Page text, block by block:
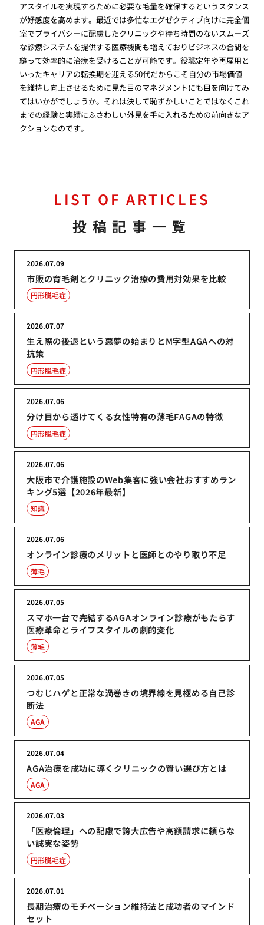
アスタイルを実現するために必要な毛量を確保するというスタンス
が好感度を高めます。最近では多忙なエグゼクティブ向けに完全個
室でプライバシーに配慮したクリニックや待ち時間のないスムーズ
な診療システムを提供する医療機関も増えておりビジネスの合間を
縫って効率的に治療を受けることが可能です。役職定年や再雇用と
いったキャリアの転換期を迎える50代だからこそ自分の市場価値
を維持し向上させるために見た目のマネジメントにも目を向けてみ
てはいかがでしょうか。それは決して恥ずかしいことではなくこれ
までの経験と実績にふさわしい外見を手に入れるための前向きなア
クションなのです。
LIST OF ARTICLES
投稿記事一覧
市販の育毛剤とクリニック治療の費用対効果を比較
2026.07.09
円形脱毛症
生え際の後退という悪夢の始まりとM字型AGAへの対
抗策
2026.07.07
円形脱毛症
分け目から透けてくる女性特有の薄毛FAGAの特徴
2026.07.06
円形脱毛症
大阪市で介護施設のWeb集客に強い会社おすすめラン
キング5選【2026年最新】
2026.07.06
知識
オンライン診療のメリットと医師とのやり取り不足
2026.07.06
薄毛
スマホ一台で完結するAGAオンライン診療がもたらす
医療革命とライフスタイルの劇的変化
2026.07.05
薄毛
つむじハゲと正常な渦巻きの境界線を見極める自己診
断法
2026.07.05
AGA
AGA治療を成功に導くクリニックの賢い選び方とは
2026.07.04
AGA
「医療倫理」への配慮で誇大広告や高額請求に頼らな
い誠実な姿勢
2026.07.03
円形脱毛症
長期治療のモチベーション維持法と成功者のマインド
セット
2026.07.01